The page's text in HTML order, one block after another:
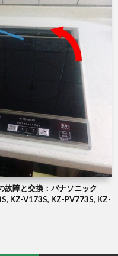
故障と交換：パナソニック
KZ-V173S, KZ-PV773S, KZ-